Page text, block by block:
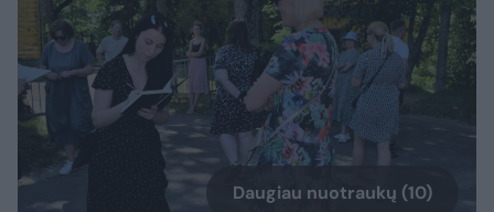
Daugiau nuotraukų (10)